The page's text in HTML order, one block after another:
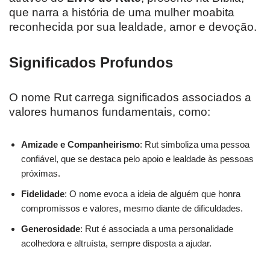
que narra a história de uma mulher moabita
reconhecida por sua lealdade, amor e devoção.
Significados Profundos
O nome Rut carrega significados associados a
valores humanos fundamentais, como:
Amizade e Companheirismo: Rut simboliza uma pessoa
confiável, que se destaca pelo apoio e lealdade às pessoas
próximas.
Fidelidade: O nome evoca a ideia de alguém que honra
compromissos e valores, mesmo diante de dificuldades.
Generosidade: Rut é associada a uma personalidade
acolhedora e altruísta, sempre disposta a ajudar.